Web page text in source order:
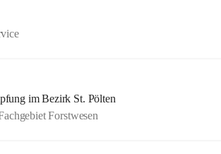
im Bezirk St. Pölten
Forstwesen